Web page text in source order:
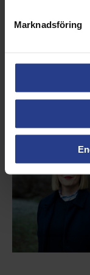
Marknadsföring